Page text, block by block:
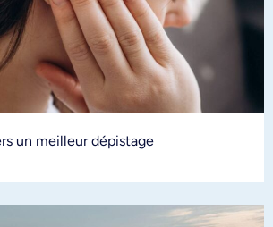
un meilleur dépistage